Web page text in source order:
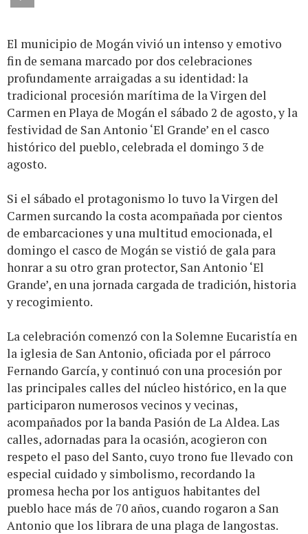
El municipio de Mogán vivió un intenso y emotivo
fin de semana marcado por dos celebraciones
profundamente arraigadas a su identidad: la
tradicional procesión marítima de la Virgen del
Carmen en Playa de Mogán el sábado 2 de agosto, y la
festividad de San Antonio ‘El Grande’ en el casco
histórico del pueblo, celebrada el domingo 3 de
agosto.
Si el sábado el protagonismo lo tuvo la Virgen del
Carmen surcando la costa acompañada por cientos
de embarcaciones y una multitud emocionada, el
domingo el casco de Mogán se vistió de gala para
honrar a su otro gran protector, San Antonio ‘El
Grande’, en una jornada cargada de tradición, historia
y recogimiento.
La celebración comenzó con la Solemne Eucaristía en
la iglesia de San Antonio, oficiada por el párroco
Fernando García, y continuó con una procesión por
las principales calles del núcleo histórico, en la que
participaron numerosos vecinos y vecinas,
acompañados por la banda Pasión de La Aldea. Las
calles, adornadas para la ocasión, acogieron con
respeto el paso del Santo, cuyo trono fue llevado con
especial cuidado y simbolismo, recordando la
promesa hecha por los antiguos habitantes del
pueblo hace más de 70 años, cuando rogaron a San
Antonio que los librara de una plaga de langostas.